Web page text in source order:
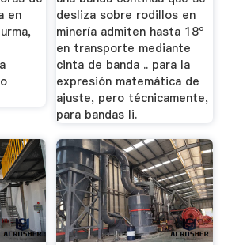
en
desliza sobre rodillos en
minería admiten hasta 18º
en transporte mediante
cinta de banda .. para la
expresión matemática de
ajuste, pero técnicamente,
para bandas li.